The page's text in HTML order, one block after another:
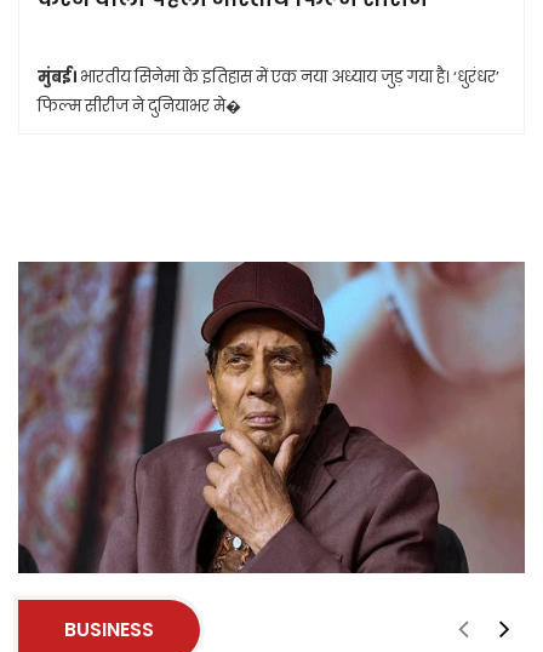
मुंबई। भारतीय सिनेमा के इतिहास में एक नया अध्याय जुड़ गया है। ‘धुरंधर’
फिल्म सीरीज ने दुनियाभर मे�
BUSINESS